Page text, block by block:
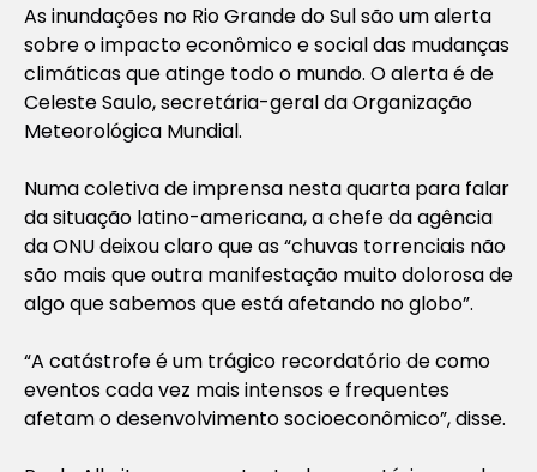
As inundações no Rio Grande do Sul são um alerta
sobre o impacto econômico e social das mudanças
climáticas que atinge todo o mundo. O alerta é de
Celeste Saulo, secretária-geral da Organização
Meteorológica Mundial.
Numa coletiva de imprensa nesta quarta para falar
da situação latino-americana, a chefe da agência
da ONU deixou claro que as “chuvas torrenciais não
são mais que outra manifestação muito dolorosa de
algo que sabemos que está afetando no globo”.
“A catástrofe é um trágico recordatório de como
eventos cada vez mais intensos e frequentes
afetam o desenvolvimento socioeconômico”, disse.